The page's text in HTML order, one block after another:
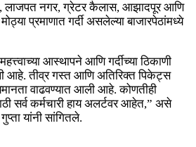
लाजपत नगर, ग्रेटर कैलास, आझादपूर आणि
प्रमाणात गर्दी असलेल्या बाजारपेठांमध्ये
आस्थापने आणि गर्दीच्या ठिकाणी
आहे. तीव्र गस्त आणि अतिरिक्त पिकेट्स
वाढवण्यात आली आहे. कोणतीही
सर्व कर्मचारी हाय अलर्टवर आहेत,” असे
यांनी सांगितले.